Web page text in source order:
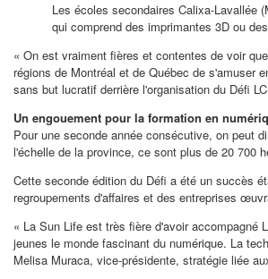
Les écoles secondaires Calixa-Lavallée
qui comprend des imprimantes 3D ou
« On est vraiment fières et contentes de voir
régions de Montréal et de Québec de s'amuser
sans but lucratif derrière l'organisation du Défi
Un engouement pour la formation en
Pour une seconde année consécutive, on peut
l'échelle de la province, ce sont plus de 20 700
Cette seconde édition du Défi a été un succès
regroupements d'affaires et des entreprises
« La Sun Life est très fière d'avoir
jeunes le monde fascinant du numérique. La
Melisa Muraca, vice-présidente, stratégie liée